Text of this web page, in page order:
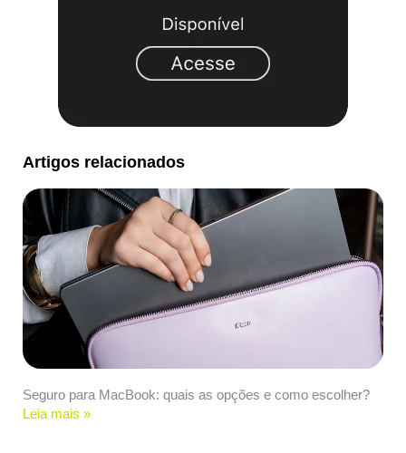
Artigos relacionados
Seguro para MacBook: quais as opções e como escolher?
Leia mais »